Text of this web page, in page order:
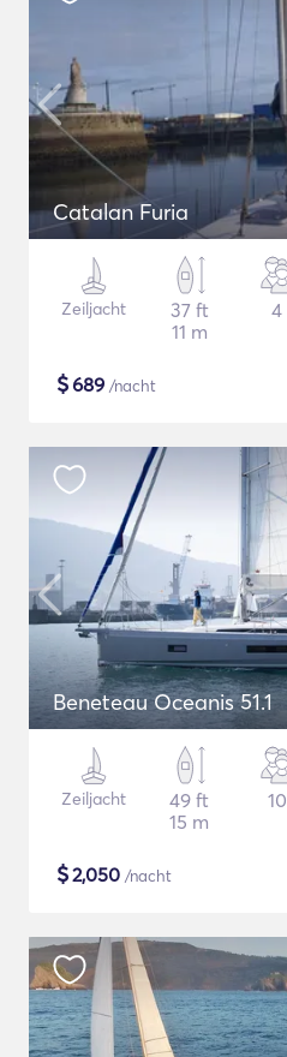
Catalan Furia
Zeiljacht
37 ft
11 m
4
$689 /nacht
Beneteau Oceanis 51.1
Zeiljacht
49 ft
15 m
10
$2,050 /nacht